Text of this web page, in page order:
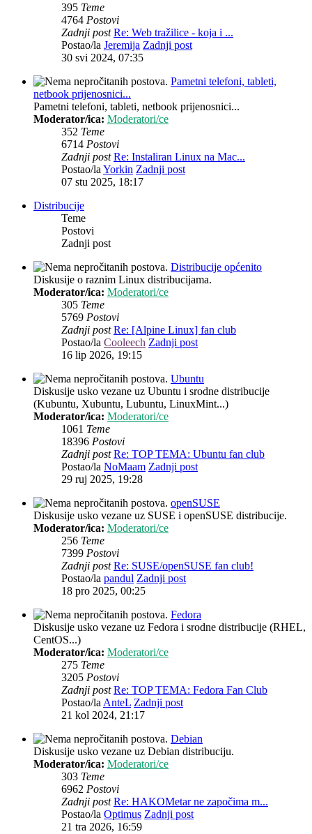
395 Teme
4764 Postovi
Zadnji post Re: Web tražilice - koja i ...
Postao/la Jeremija Zadnji post
30 svi 2024, 07:35
Pametni telefoni, tableti,
netbook prijenosnici...
Pametni telefoni, tableti, netbook prijenosnici...
Moderator/ica: Moderatori/ce
352 Teme
6714 Postovi
Zadnji post Re: Instaliran Linux na Mac...
Postao/laYorkin Zadnji post
07 stu 2025, 18:17
Distribucije
Teme
Postovi
Zadnji post
Distribucije općenito
Diskusije o raznim Linux distribucijama.
Moderator/ica: Moderatori/ce
305 Teme
5769 Postovi
Zadnji post Re: [Alpine Linux] fan club
Postao/la Cooleech Zadnji post
16 lip 2026, 19:15
Ubuntu
Diskusije usko vezane uz Ubuntu i srodne distribucije
(Kubuntu, Xubuntu, Lubuntu, LinuxMint...)
Moderator/ica: Moderatori/ce
1061 Teme
18396 Postovi
Zadnji post Re: TOP TEMA: Ubuntu fan club
Postao/la NoMaam Zadnji post
29 ruj 2025, 19:28
openSUSE
Diskusije usko vezane uz SUSE i openSUSE distribucije.
Moderator/ica: Moderatori/ce
256 Teme
7399 Postovi
Zadnji post Re: SUSE/openSUSE fan club!
Postao/la pandul Zadnji post
18 pro 2025, 00:25
Fedora
Diskusije usko vezane uz Fedora i srodne distribucije (RHEL,
CentOS...)
Moderator/ica: Moderatori/ce
275 Teme
3205 Postovi
Zadnji post Re: TOP TEMA: Fedora Fan Club
Postao/laAnteL Zadnji post
21 kol 2024, 21:17
Debian
Diskusije usko vezane uz Debian distribuciju.
Moderator/ica: Moderatori/ce
303 Teme
6962 Postovi
Zadnji post Re: HAKOMetar ne započima m...
Postao/la Optimus Zadnji post
21 tra 2026, 16:59